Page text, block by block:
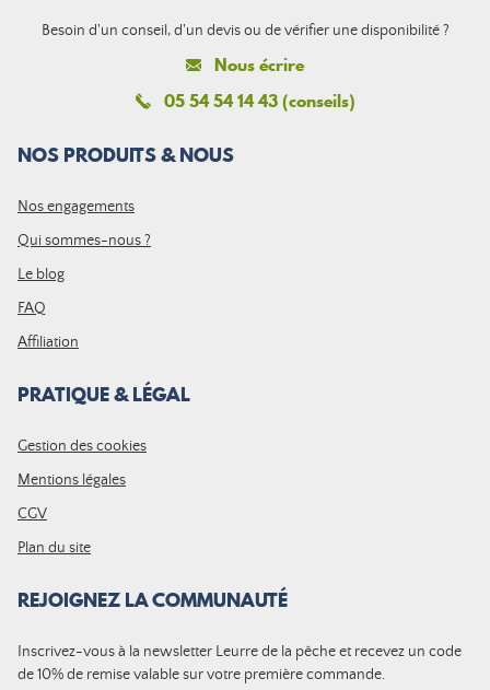
Besoin d'un conseil, d'un devis ou de vérifier une disponibilité ?
Nous écrire
05 54 54 14 43 (conseils)
NOS PRODUITS & NOUS
Nos engagements
Qui sommes-nous ?
Le blog
FAQ
Affiliation
PRATIQUE & LÉGAL
Gestion des cookies
Mentions légales
CGV
Plan du site
REJOIGNEZ LA COMMUNAUTÉ
Inscrivez-vous à la newsletter Leurre de la pêche et recevez un code
de 10% de remise valable sur votre première commande.